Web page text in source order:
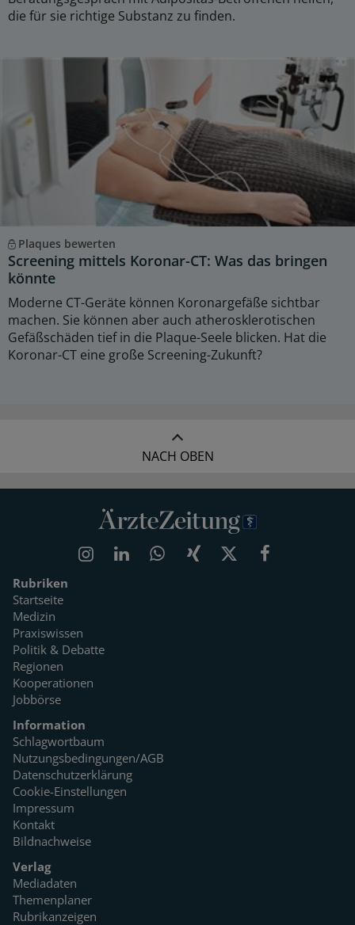
die für sie richtige Substanz zu finden.
Plaques bewerten
Screening mittels Koronar-CT: Was das bringen
könnte
Moderne CT-Geräte können Koronargefäße sichtbar
machen. Sie können aber auch atherosklerotischen
Gefäßschäden tief in die Plaque-Seele blicken. Hat die
Koronar-CT eine große Screening-Zukunft?
NACH OBEN
Rubriken
Startseite
Medizin
Praxiswissen
Politik & Debatte
Regionen
Kooperationen
Jobbörse
Information
Schlagwortbaum
Nutzungsbedingungen/AGB
Datenschutzerklärung
Cookie-Einstellungen
Impressum
Kontakt
Bildnachweise
Verlag
Mediadaten
Themenplaner
Rubrikanzeigen